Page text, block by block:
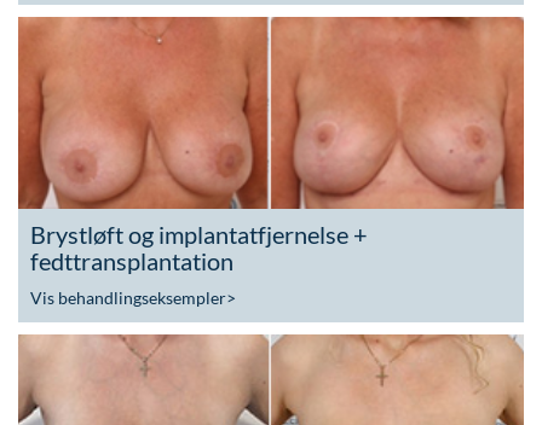
Brystløft og implantatfjernelse +
fedttransplantation
Vis behandlingseksempler>